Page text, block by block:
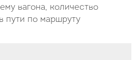
вагона, количество
пути по маршруту